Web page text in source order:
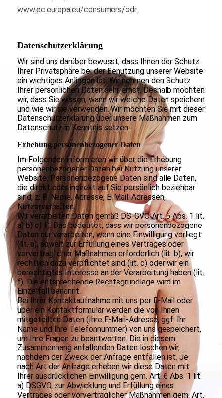
www.ec.europa.eu/consumers/odr
Datenschutz­erklärung
Wir sind uns darüber bewusst, dass Ihnen der Schutz
Ihrer Privatsphäre bei der Benutzung unserer Website
ein wichtiges Anliegen ist. Wir nehmen den Schutz
Ihrer persönlichen Daten sehr ernst. Deshalb möchten
wir, dass Sie wissen, wann wir welche Daten speichern
und wie wir sie verwenden. Wir möchten Sie mit dieser
Datenschutzerklärung über unsere Maßnahmen zum
Datenschutz in Kenntnis setzen.
Erhebung personenbezogener Daten
Im Folgenden informieren wir über die Erhebung
personenbezogener Daten bei Nutzung unserer
Website. Personenbezogene Daten sind alle Daten,
die direkt oder indirekt auf Sie persönlich beziehbar
sind, z. B. Name, Adresse, E-Mail-Adressen,
Nutzerverhalten.
Wir verarbeiten Daten gemäß DS-GVO Art. 6 Abs. 1 lit.
a) b) c) f). Das bedeutet, dass wir personenbezogene
Daten nur verarbeiten, wenn eine Einwilligung vorliegt
(lit. a), soweit zur Erfüllung eines Vertrages oder
vorvertraglicher Maßnahmen erforderlich (lit. b), wir
rechtlich dazu verpflichtet sind (lit. c) oder wir ein
berechtigtes Interesse an der Verarbeitung haben (lit.
f). Die entsprechende Rechtsgrundlage wird im
Einzelfall benannt.
Bei Ihrer Kontaktaufnahme mit uns per E-Mail oder
über ein Kontaktformular werden die von Ihnen
mitgeteilten Daten (Ihre E-Mail-Adresse, ggf. Ihr
Name und Ihre Telefonnummer) von uns gespeichert,
um Ihre Fragen zu beantworten. Die in diesem
Zusammenhang anfallenden Daten löschen wir,
nachdem der Zweck der Anfrage entfallen ist. Je
nach Art der Anfrage erheben wir diese Daten mit
Ihrer ausdrücklichen Einwilligung gem. Art. 6 Abs. 1 lit.
a) DSGVO, zur Abwicklung und Erfüllung eines
Vertrages oder vorvertraglicher Maßnahmen gem. Art.